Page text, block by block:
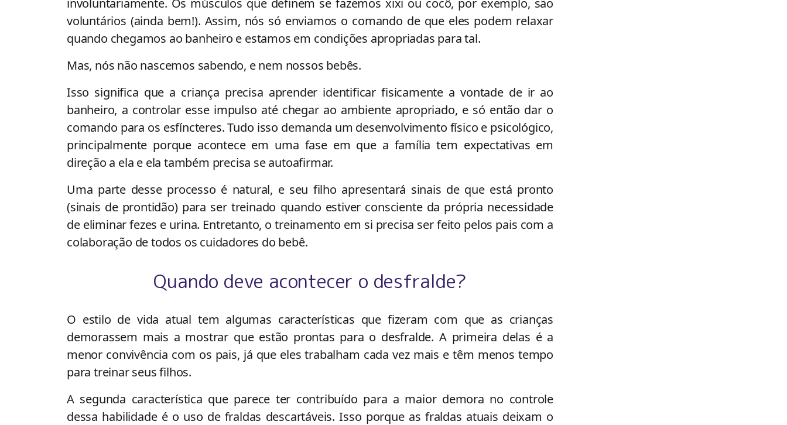
voluntários (ainda bem!). Assim, nós só enviamos o comando de que eles podem relaxar
quando chegamos ao banheiro e estamos em condições apropriadas para tal.
Mas, nós não nascemos sabendo, e nem nossos bebês.
Isso significa que a criança precisa aprender identificar fisicamente a vontade de ir ao
banheiro, a controlar esse impulso até chegar ao ambiente apropriado, e só então dar o
comando para os esfíncteres. Tudo isso demanda um desenvolvimento físico e psicológico,
principalmente porque acontece em uma fase em que a família tem expectativas em
direção a ela e ela também precisa se autoafirmar.
Uma parte desse processo é natural, e seu filho apresentará sinais de que está pronto
(sinais de prontidão) para ser treinado quando estiver consciente da própria necessidade
de eliminar fezes e urina. Entretanto, o treinamento em si precisa ser feito pelos pais com a
colaboração de todos os cuidadores do bebê.
Quando deve acontecer o desfralde?
O estilo de vida atual tem algumas características que fizeram com que as crianças
demorassem mais a mostrar que estão prontas para o desfralde. A primeira delas é a
menor convivência com os pais, já que eles trabalham cada vez mais e têm menos tempo
para treinar seus filhos.
A segunda característica que parece ter contribuído para a maior demora no controle
dessa habilidade é o uso de fraldas descartáveis. Isso porque as fraldas atuais deixam o